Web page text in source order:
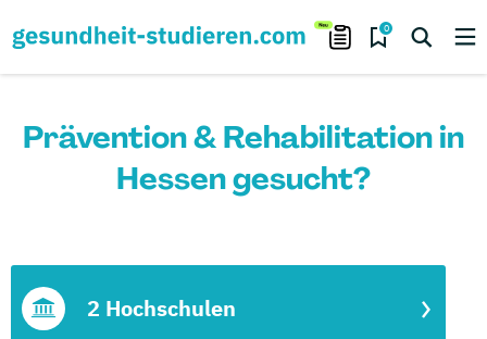
0
Prävention & Rehabilitation in
Hessen gesucht?
2 Hochschulen